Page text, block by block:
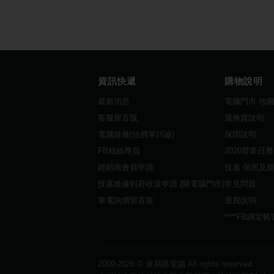
資訊快遞
最新消息
客服留言版
電腦維修(估價單討論)
FB粉絲專頁
經銷商會員申請
技嘉維修到府收送申請 (限電腦門市)
筆電詢價留言版
購物說明
電腦門市 地圖
退換貨說明
保固說明
2026營業日
技嘉 保固及
常見問題
運費說明
****FB綁定帳